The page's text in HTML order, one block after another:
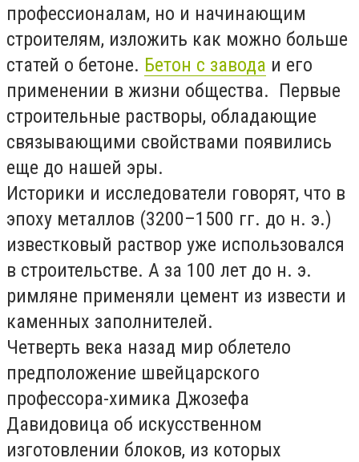
профессионалам, но и начинающим
строителям, изложить как можно больше
статей о бетоне. Бетон с завода и его
применении в жизни общества. Первые
строительные растворы, обладающие
связывающими свойствами появились
еще до нашей эры.
Историки и исследователи говорят, что в
эпоху металлов (3200–1500 гг. до н. э.)
известковый раствор уже использовался
в строительстве. А за 100 лет до н. э.
римляне применяли цемент из извести и
каменных заполнителей.
Четверть века назад мир облетело
предположение швейцарского
профессора-химика Джозефа
Давидовица об искусственном
изготовлении блоков, из которых